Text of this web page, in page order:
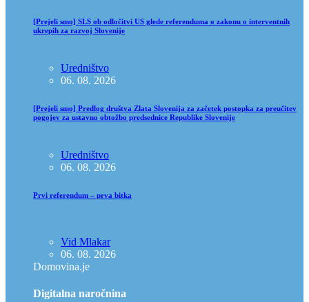
[Prejeli smo] SLS ob odločitvi US glede referenduma o zakonu o interventnih
ukrepih za razvoj Slovenije
Uredništvo
06. 08. 2026
[Prejeli smo] Predlog društva Zlata Slovenija za začetek postopka za preučitev
pogojev za ustavno obtožbo predsednice Republike Slovenije
Uredništvo
06. 08. 2026
Prvi referendum – prva bitka
Vid Mlakar
06. 08. 2026
Domovina.je
Digitalna naročnina